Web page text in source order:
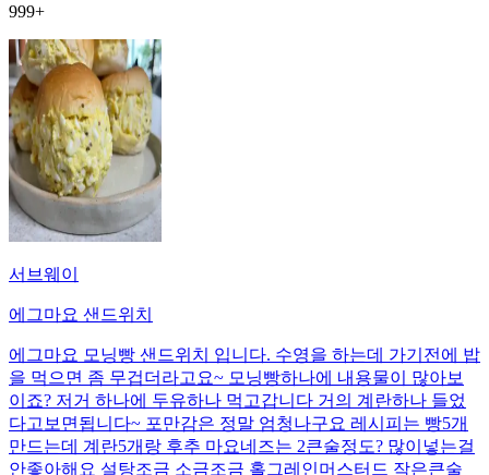
999+
서브웨이
에그마요 샌드위치
에그마요 모닝빵 샌드위치 입니다. 수영을 하는데 가기전에 밥
을 먹으면 좀 무겁더라고요~ 모닝빵하나에 내용물이 많아보
이죠? 저거 하나에 두유하나 먹고갑니다 거의 계란하나 들었
다고보면됩니다~ 포만감은 정말 엄청나구요 레시피는 빵5개
만드는데 계란5개랑 후추 마요네즈는 2큰술정도? 많이넣는걸
안좋아해요 설탕조금 소금조금 홀그레인머스터드 작은큰술